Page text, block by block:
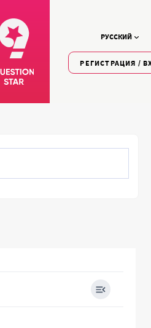
РУССКИЙ
РЕГИСТРАЦИЯ /